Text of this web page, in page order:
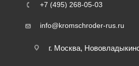
+7 (495) 268-05-03
info@kromschroder-rus.ru
г. Москва,